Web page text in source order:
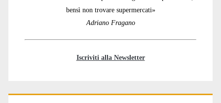
bensì non trovare supermercati»
Adriano Fragano
Iscriviti alla Newsletter